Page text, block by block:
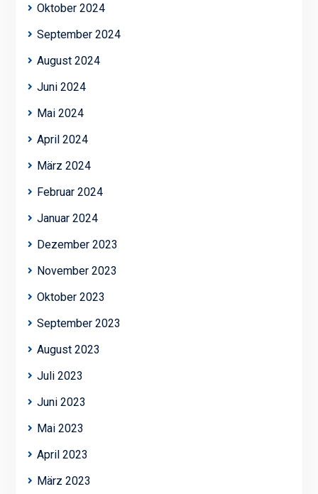
Oktober 2024
September 2024
August 2024
Juni 2024
Mai 2024
April 2024
März 2024
Februar 2024
Januar 2024
Dezember 2023
November 2023
Oktober 2023
September 2023
August 2023
Juli 2023
Juni 2023
Mai 2023
April 2023
März 2023